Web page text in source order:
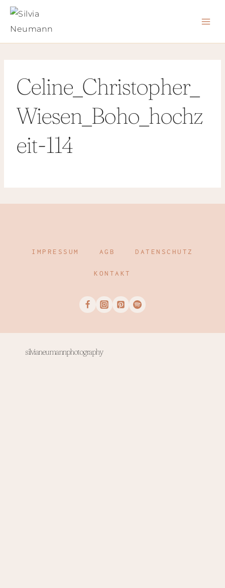
Zum
Celine_Christopher_
Wiesen_Boho_hochz
eit-114
IMPRESSUM AGB DATENSCHUTZ
KONTAKT
silvianeumannphotography